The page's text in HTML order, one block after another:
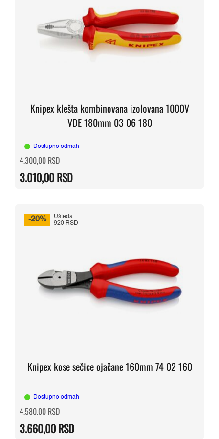
Knipex klešta kombinovana izolovana 1000V
VDE 180mm 03 06 180
Dostupno odmah
4.300,00RSDOriginalna
cena
bila:
4.300,00 RSD.
3.010,00RSD
Trenutna
cena
3.010,00 RSD.
-20%
Ušteda
920 RSD
Knipex kose sečice ojačane 160mm 74 02 160
Dostupno odmah
4.580,00RSDOriginalna
cena
bila:
4.580,00 RSD.
3.660,00RSD
Trenutna
cena
3.660,00 RSD.